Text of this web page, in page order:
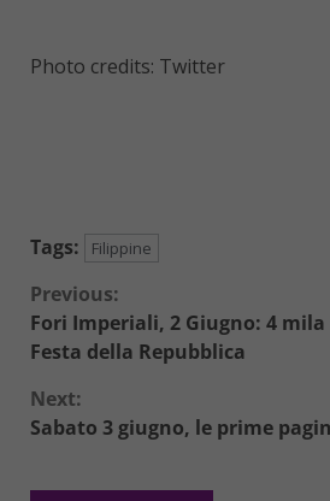
Photo credits: Twitter
Tags: Filippine
Continue
Reading
Previous:
Fori Imperiali, 2 Giugno: 4
Festa della Repubblica
Next:
Sabato 3 giugno, le prime